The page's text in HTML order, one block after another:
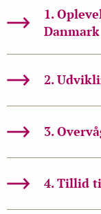
1.
Danmark
2.
3.
4. Tillid